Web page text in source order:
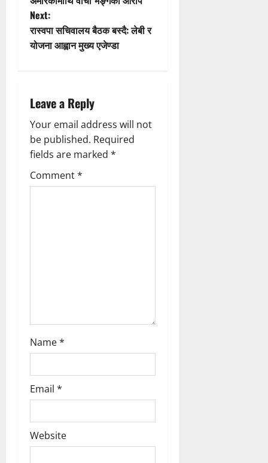
s
t
a
v
i
g
Next:
रास्वपा सचिवालय बैठक बस्दै: लेबी र
योजना आह्वान मुख्य एजेण्डा
Leave a Reply
Your email address will not
be published. Required
fields are marked *
Comment*
Name*
Email *
Website